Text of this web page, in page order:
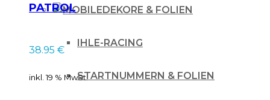
DEKORE & FOLIEN
IHLE-RACING
STARTNUMMERN & FOLIEN
Produktseite
werden
PATROL
KTM-ORANGE
38.95 €
inkl. 19 % MwSt.